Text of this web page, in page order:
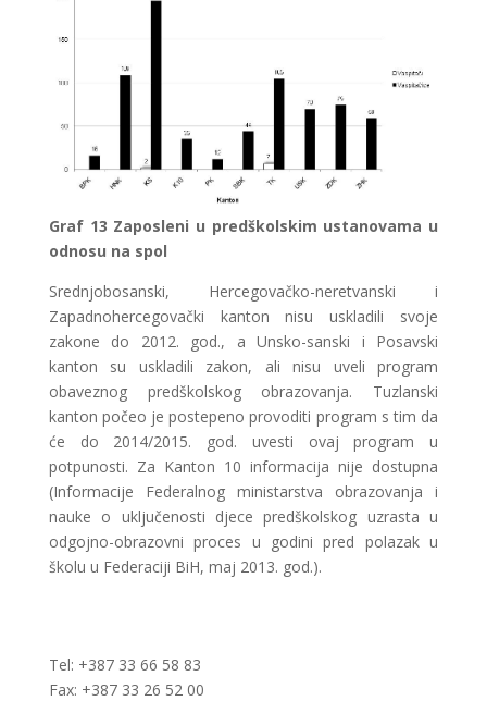
Graf 13 Zaposleni u predškolskim ustanovama u
odnosu na spol
Srednjobosanski, Hercegovačko-neretvanski i
Zapadnohercegovački kanton nisu uskladili svoje
zakone do 2012. god., a Unsko-sanski i Posavski
kanton su uskladili zakon, ali nisu uveli program
obaveznog predškolskog obrazovanja. Tuzlanski
kanton počeo je postepeno provoditi program s tim da
će do 2014/2015. god. uvesti ovaj program u
potpunosti. Za Kanton 10 informacija nije dostupna
(Informacije Federalnog ministarstva obrazovanja i
nauke o uključenosti djece predškolskog uzrasta u
odgojno-obrazovni proces u godini pred polazak u
školu u Federaciji BiH, maj 2013. god.).
Tel: +387 33 66 58 83
Fax: +387 33 26 52 00